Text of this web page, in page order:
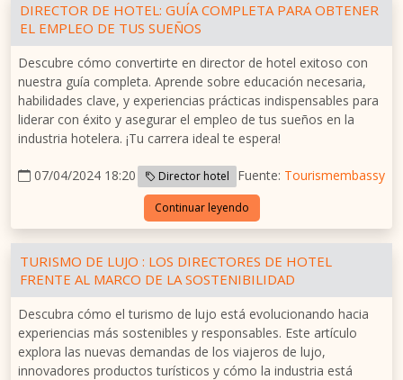
DIRECTOR DE HOTEL: GUÍA COMPLETA PARA OBTENER
EL EMPLEO DE TUS SUEÑOS
Descubre cómo convertirte en director de hotel exitoso con
nuestra guía completa. Aprende sobre educación necesaria,
habilidades clave, y experiencias prácticas indispensables para
liderar con éxito y asegurar el empleo de tus sueños en la
industria hotelera. ¡Tu carrera ideal te espera!
07/04/2024 18:20 Director hotel Fuente: Tourismembassy
Continuar leyendo
TURISMO DE LUJO : LOS DIRECTORES DE HOTEL
FRENTE AL MARCO DE LA SOSTENIBILIDAD
Descubra cómo el turismo de lujo está evolucionando hacia
experiencias más sostenibles y responsables. Este artículo
explora las nuevas demandas de los viajeros de lujo,
innovadores productos turísticos y cómo la industria está